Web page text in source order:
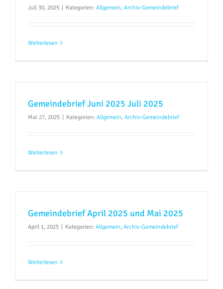
Juli 30, 2025 Kategorien: Allgemein, Archiv-Gemeindebrief
Weiterlesen
Gemeindebrief Juni 2025 Juli 2025
Mai 27, 2025 Kategorien: Allgemein, Archiv-Gemeindebrief
Weiterlesen
Gemeindebrief April 2025 und Mai 2025
April 1, 2025 Kategorien: Allgemein, Archiv-Gemeindebrief
Weiterlesen